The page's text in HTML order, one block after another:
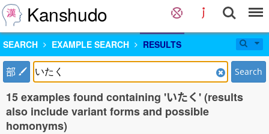
Kanshudo
SEARCH EXAMPLE SEARCH RESULTS
部 Search
15 examples found containing 'いたく' (results
also include variant forms and possible
homonyms)